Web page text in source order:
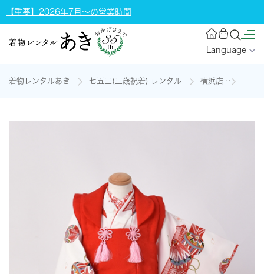
【重要】2026年7月～の営業時間
Language
着物レンタルあき 七五三(三歳祝着) レンタル 横浜店